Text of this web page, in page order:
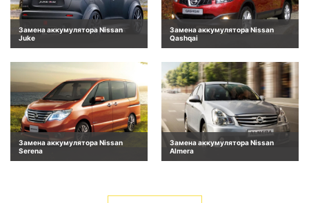
Замена аккумулятора Nissan
Juke
Замена аккумулятора Nissan
Qashqai
Замена аккумулятора Nissan
Serena
Замена аккумулятора Nissan
Almera